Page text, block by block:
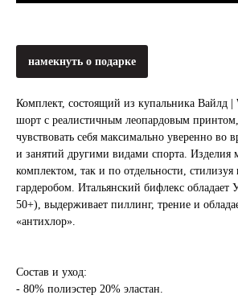
намекнуть о подарке
Комплект, состоящий из купальника Вайлд
шорт с реалистичным леопардовым
чувствовать себя максимально уверенно во
и занятий другими видами спорта. Изделия
комплектом, так и по отдельности,
гардеробом. Итальянский бифлекс
50+), выдерживает пиллинг, трение и
«антихлор».
Состав и уход:
- 80% полиэстер 20% эластан.